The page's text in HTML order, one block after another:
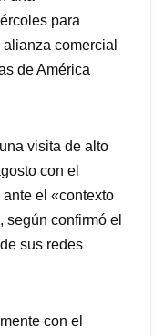
para
comercial
de América
visita de alto
con el
el «contexto
confirmó el
sus redes
con el